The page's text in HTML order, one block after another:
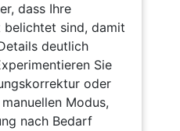
dass Ihre
belichtet sind, damit
deutlich
Sie
oder
Modus,
nach Bedarf